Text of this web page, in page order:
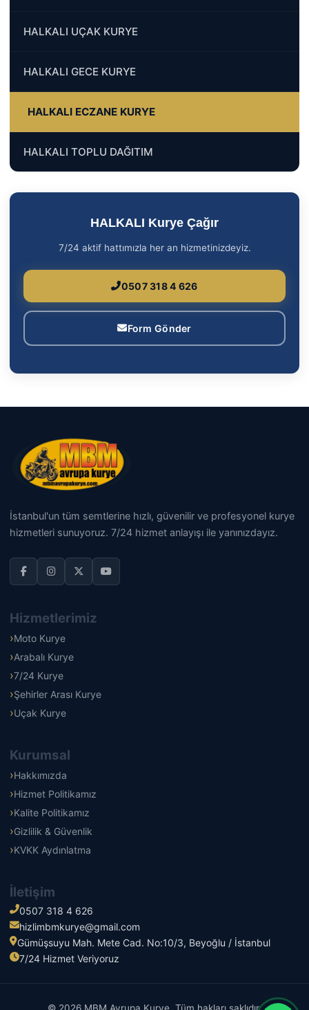
HALKALI UÇAK KURYE
HALKALI GECE KURYE
HALKALI ECZANE KURYE
HALKALI TOPLU DAĞITIM
HALKALI Kurye Çağır
7/24 aktif hattımızla her an hizmetinizdeyiz.
0507 318 4 626
Form Gönder
İstanbul'un tüm semtlerine hızlı, güvenilir ve profesyonel kurye
hizmetleri sunuyoruz. 7/24 hizmet anlayışı ile yanınızdayız.
Hizmetlerimiz
Moto Kurye
Arabalı Kurye
7/24 Kurye
Şehirler Arası Kurye
Uçak Kurye
Kurumsal
Hakkımızda
Hizmet Politikamız
Kalite Politikamız
Gizlilik & Güvenlik
KVKK Aydınlatma
İletişim
0507 318 4 626
hizlimbmkurye@gmail.com
Gümüşsuyu Mah. Mete Cad. No:10/3, Beyoğlu / İstanbul
7/24 Hizmet Veriyoruz